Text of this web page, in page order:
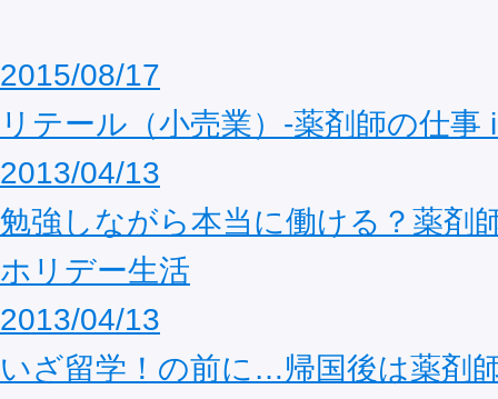
2015/08/17
リテール（小売業）-薬剤師の仕事
2013/04/13
勉強しながら本当に働ける？薬剤
ホリデー生活
2013/04/13
いざ留学！の前に…帰国後は薬剤